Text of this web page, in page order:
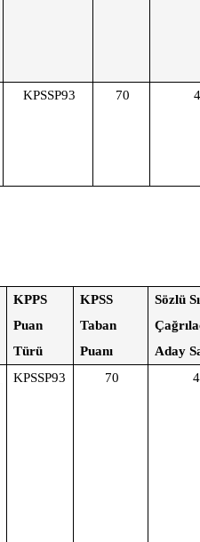
KPSSP93 70 4
KPPS
Puan
Türü
KPSS
Taban
Puanı
Sözlü
Aday
KPSSP93 70 4